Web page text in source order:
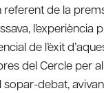
de la
l’experiència
de l’èxit
del Cercle per
debat,